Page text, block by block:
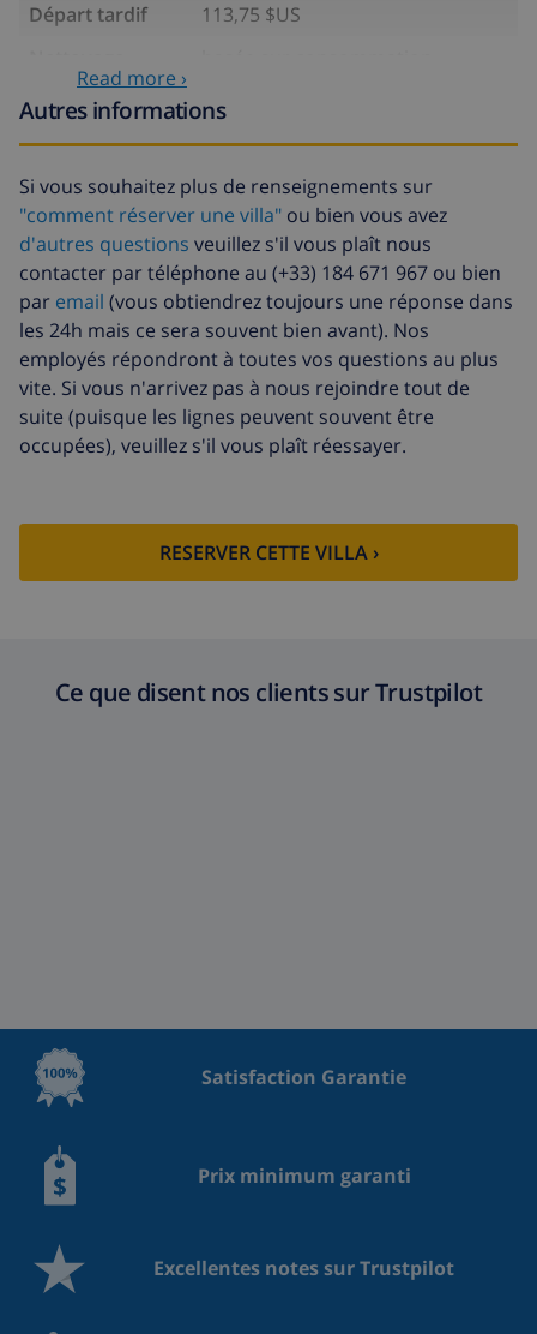
Départ tardif
113,75 $US
supplémentaire
Fonds
d'annulation:
4.80% du montant total
Read more ›
Autres informations
Si vous souhaitez plus de renseignements sur
"comment réserver une villa" ou bien vous avez
d'autres questions veuillez s'il vous plaît nous
contacter par téléphone au (+33) 184 671 967 ou bien
par email (vous obtiendrez toujours une réponse dans
les 24h mais ce sera souvent bien avant). Nos
employés répondront à toutes vos questions au plus
vite. Si vous n'arrivez pas à nous rejoindre tout de
suite (puisque les lignes peuvent souvent être
occupées), veuillez s'il vous plaît réessayer.
RESERVER CETTE VILLA ›
Ce que disent nos clients sur Trustpilot
Satisfaction Garantie
Prix minimum garanti
Excellentes notes sur Trustpilot